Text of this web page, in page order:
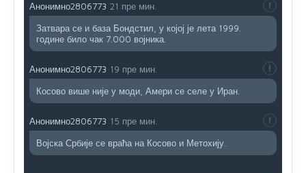
Анонимно2806773 21 пре мин.
Затвара се и база Бондстил, у којој је лета 1999.
године било чак 7.000 војника.
Анонимно2806773 19 пре мин.
Косово више није у моди, Амери се селе у Иран.
Анонимно2806773 15 пре мин.
Војска Србије се враћа на Косово и Метохију.